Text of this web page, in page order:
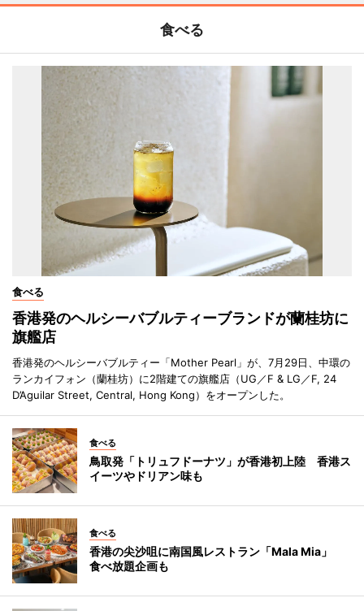
食べる
食べる
香港発のヘルシーバブルティーブランドが蘭桂坊に
旗艦店
香港発のヘルシーバブルティー「Mother Pearl」が、7月29日、中環の
ランカイフォン（蘭桂坊）に2階建ての旗艦店（UG／F & LG／F, 24
D’Aguilar Street, Central, Hong Kong）をオープンした。
食べる
鳥取発「トリュフドーナツ」が香港初上陸 香港ス
イーツやドリアン味も
食べる
香港の尖沙咀に南国風レストラン「Mala Mia」
食べ放題企画も